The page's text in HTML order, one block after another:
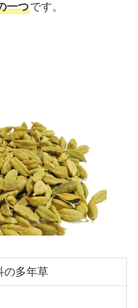
一つです。
の多年草